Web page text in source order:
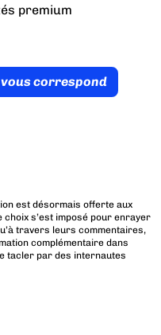
premium
correspond
est désormais offerte aux
choix s’est imposé pour enrayer
travers leurs commentaires,
complémentaire dans
tacler par des internautes